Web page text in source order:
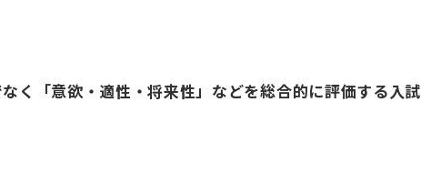
く「意欲・適性・将来性」などを総合的に評価する入試